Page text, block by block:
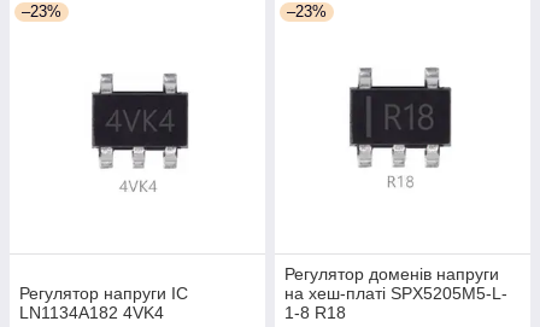
–23%
Регулятор напруги ІС
LN1134A182 4VK4
–23%
Регулятор доменів напруги
на хеш-платі SPX5205M5-L-
1-8 R18